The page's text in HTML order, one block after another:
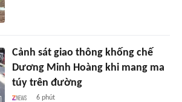
Cảnh sát giao thông khống chế
Dương Minh Hoàng khi mang ma
túy trên đường
6 phút